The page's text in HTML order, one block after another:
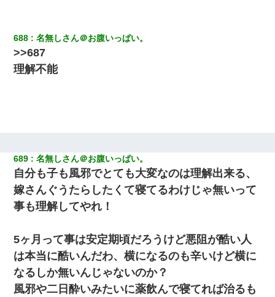
688 名無しさん＠お腹いっぱい。
>>687
理解不能
689 名無しさん＠お腹いっぱい。
自分も子も風邪でとても大変なのは理解出来る、
嫁さんぐうたらしたくて寝てるわけじゃ無いって
事も理解してやれ！
5ヶ月って事は安定期頃だろうけど悪阻が酷い人
は本当に酷いんだわ、横になるのも辛いけど横に
なるしか無いんじゃないのか？
風邪や二日酔いみたいに薬飲んで寝てれば治るも